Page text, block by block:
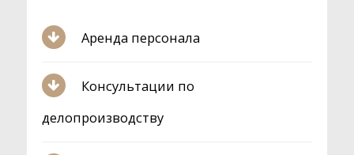
Аренда персонала
Консультации по
делопроизводству
Отправить
Инициализация
формы...